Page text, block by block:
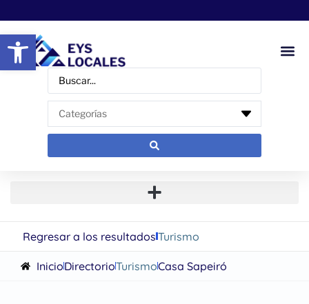
Abrir barra de herramientas
Regresar a los resultadosTurismo
InicioDirectorioTurismoCasa Sapeiró